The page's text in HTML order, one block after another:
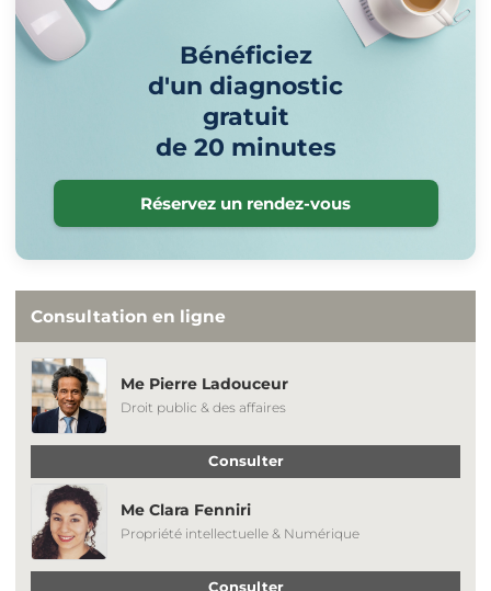
Bénéficiez
d'un diagnostic
gratuit
de 20 minutes
Réservez un rendez-vous
Consultation en ligne
Me Pierre Ladouceur
Droit public & des affaires
Consulter
Me Clara Fenniri
Propriété intellectuelle & Numérique
Consulter